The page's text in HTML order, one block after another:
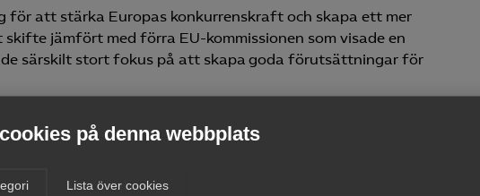
på denna webbplats
Lista över cookies
för att stärka Europas konkurrenskraft och skapa ett mer
jämfört med förra EU-kommissionen som visade en
särskilt stort fokus på att skapa goda förutsättningar för
nya inre marknadsstrategi som högst sannolikt kommer